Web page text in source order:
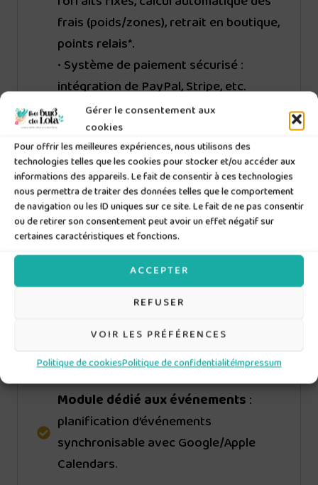
Gérer le consentement aux
cookies
Pour offrir les meilleures expériences, nous utilisons des
technologies telles que les cookies pour stocker et/ou accéder aux
informations des appareils. Le fait de consentir à ces technologies
nous permettra de traiter des données telles que le comportement
de navigation ou les ID uniques sur ce site. Le fait de ne pas consentir
ou de retirer son consentement peut avoir un effet négatif sur
certaines caractéristiques et fonctions.
ACCEPTER
REFUSER
VOIR LES PRÉFÉRENCES
Politique de cookiesPolitique de confidentialitéImpressum
frais (poids/zones), retrait en boutique,
points relais*.
• Système de paiement sécurisé :
intégration de PayPal, Stripe, etc.
Fonctionnalités avancées
•Gestion des avis clientsavec
Judge.me.
•Système d’alertes produits: permet
à vos clients de recevoir une
notification dès qu’un produit
redevient disponible.
Intégration d’un formulaire de
permet à vos visiteurs de
s’abonner facilement et de recevoir
boîte e-mail.
Module dédié aux événements :
planification d’événements
synchronisable avec Google/Apple
Calendars.